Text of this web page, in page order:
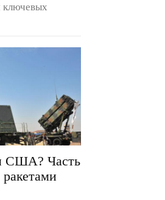
ключевых
США? Часть